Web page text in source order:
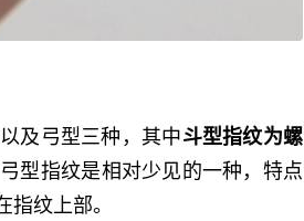
及弓型三种，其中斗型指纹为螺
弓型指纹是相对少见的一种，特点
纹上部。